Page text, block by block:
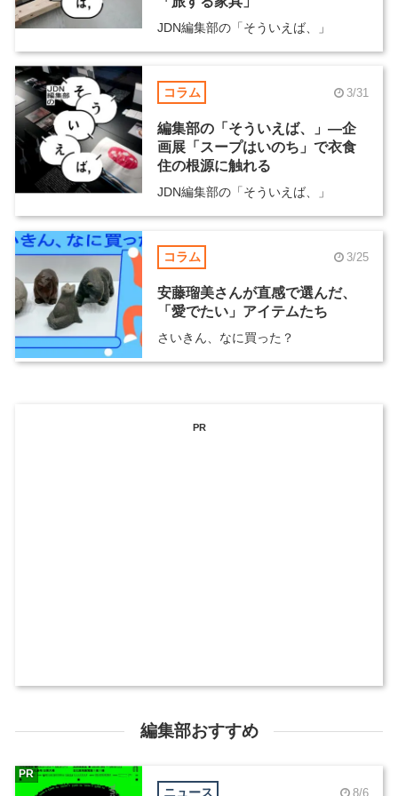
JDN編集部の「そういえば、」
コラム 3/31
編集部の「そういえば、」―企
画展「スープはいのち」で衣食
住の根源に触れる
JDN編集部の「そういえば、」
コラム 3/25
安藤瑠美さんが直感で選んだ、
「愛でたい」アイテムたち
さいきん、なに買った？
PR
編集部おすすめ
ニュース 8/6
PR